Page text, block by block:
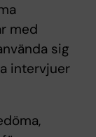
med
sig
intervjuer